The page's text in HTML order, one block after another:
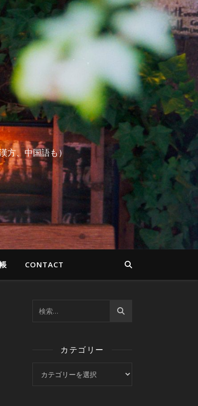
方、中国語も）
CONTACT
カテゴリー